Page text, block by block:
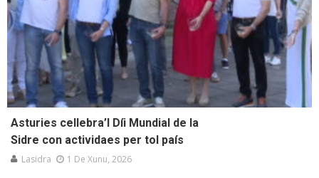
Asturies cellebra’l Díi Mundial de la
Sidre con actividaes per tol país
Lasidra 1 De Xunu, 2026